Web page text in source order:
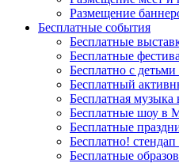
Размещение
Бесплатные события
Бесплатные
Бесплатные
Бесплатно с
Бесплатный
Бесплатная
Бесплатные шоу в
Бесплатные
Бесплатно!
Бесплатные